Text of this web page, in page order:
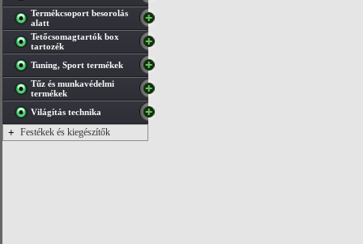
Termékcsoport besorolás
alatt
Tetőcsomagtartók box
tartozék
Tuning, Sport termékek
Tűz és munkavédelmi
termékek
Világítás technika
+ Festékek és kiegészítők